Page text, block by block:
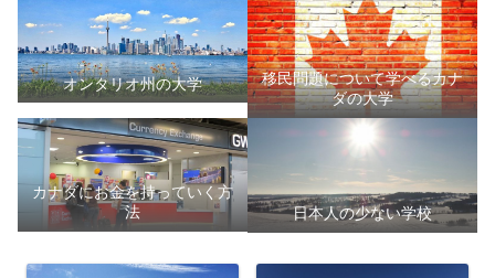
オンタリオ州の大学
移民問題について学べるカナ
ダの大学
カナダにお金を持っていく方
法
日本人の少ない学校